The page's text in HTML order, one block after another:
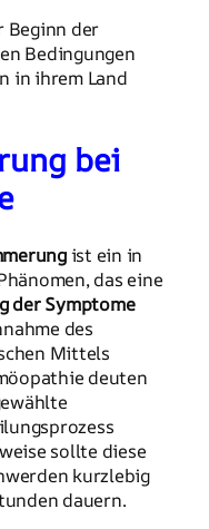
Beginn der
Bedingungen
in ihrem Land
bei
ist ein in
das eine
der Symptome
des
Mittels
deuten
sollte diese
kurzlebig
dauern.